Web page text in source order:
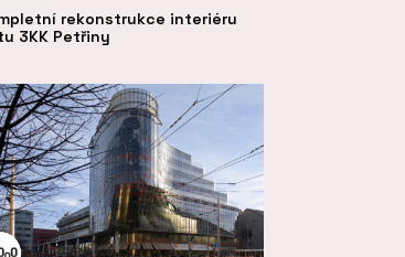
rekonstrukce interiéru
3KK Petřiny